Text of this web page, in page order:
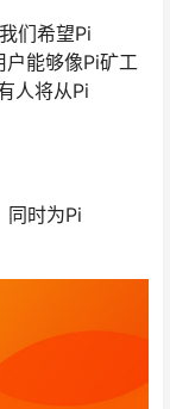
们希望Pi
户能够像Pi矿工
人将从Pi
同时为Pi